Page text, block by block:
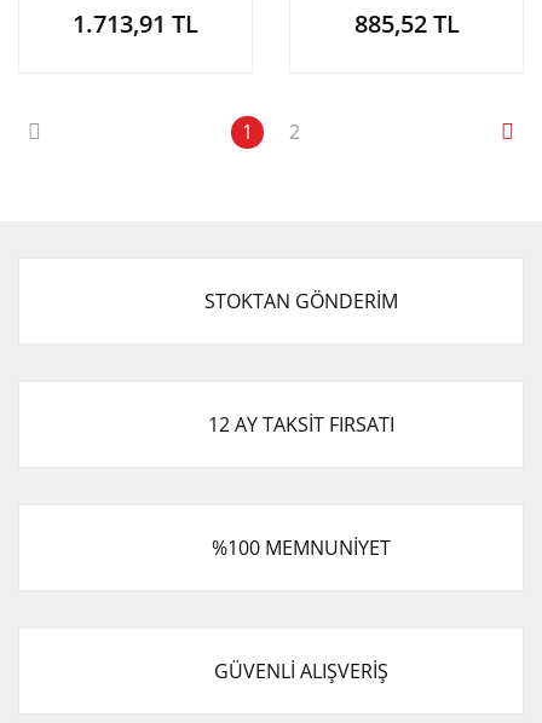
1.713,91 TL 885,52 TL
1 2
STOKTAN GÖNDERİM
12 AY TAKSİT FIRSATI
%100 MEMNUNİYET
GÜVENLİ ALIŞVERİŞ